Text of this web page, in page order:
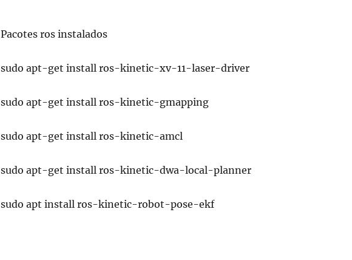
Pacotes ros instalados
sudo apt-get install ros-kinetic-xv-11-laser-driver
sudo apt-get install ros-kinetic-gmapping
sudo apt-get install ros-kinetic-amcl
sudo apt-get install ros-kinetic-dwa-local-planner
sudo apt install ros-kinetic-robot-pose-ekf